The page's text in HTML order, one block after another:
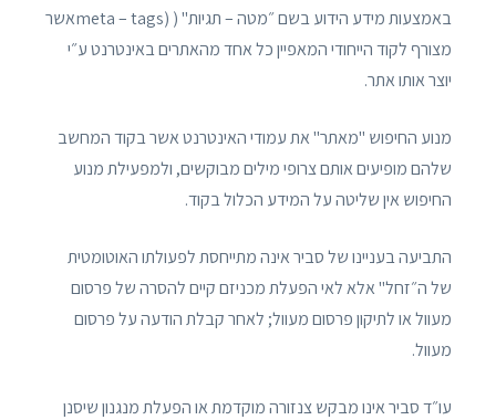
באמצעות מידע הידוע בשם ״מטה – תגיות" ( (meta – tagsאשר
מצורף לקוד הייחודי המאפיין כל אחד מהאתרים באינטרנט ע״י
יוצר אותו אתר.
מנוע החיפוש "מאתר" את עמודי האינטרנט אשר בקוד המחשב
שלהם מופיעים אותם צרופי מילים מבוקשים, ולמפעילת מנוע
החיפוש אין שליטה על המידע הכלול בקוד.
התביעה בעניינו של סביר אינה מתייחסת לפעולתו האוטומטית
של ה״זחל" אלא לאי הפעלת מכניזם קיים להסרה של פרסום
מעוול או לתיקון פרסום מעוול; לאחר קבלת הודעה על פרסום
מעוול.
עו״ד סביר אינו מבקש צנזורה מוקדמת או הפעלת מנגנון שיסנן